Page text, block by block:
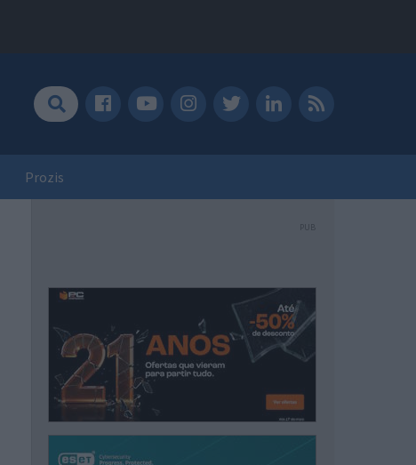
Prozis
PUB